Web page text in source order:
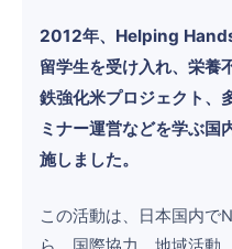
2012年、Helping
留学生を受け入れ、栄養
鉄強化米プロジェクト、
ミナー運営などを学ぶ国
施しました。
この活動は、日本国内で